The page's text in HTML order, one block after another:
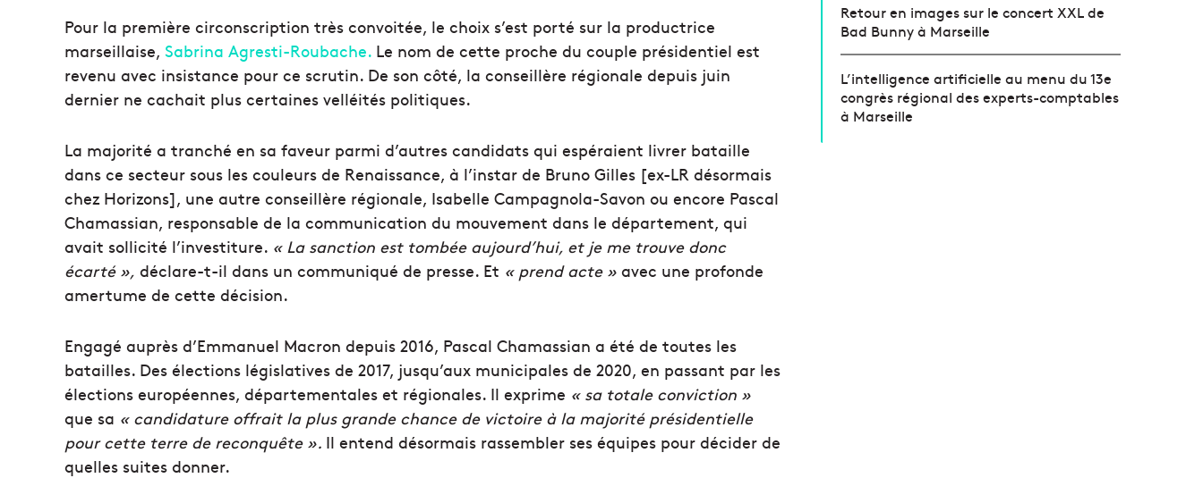
Pour la première circonscription très convoitée, le choix s’est porté sur la productrice
marseillaise, Sabrina Agresti-Roubache. Le nom de cette proche du couple présidentiel est
revenu avec insistance pour ce scrutin. De son côté, la conseillère régionale depuis juin
dernier ne cachait plus certaines velléités politiques.
La majorité a tranché en sa faveur parmi d’autres candidats qui espéraient livrer bataille
dans ce secteur sous les couleurs de Renaissance, à l’instar de Bruno Gilles [ex-LR désormais
chez Horizons], une autre conseillère régionale, Isabelle Campagnola-Savon ou encore Pascal
Chamassian, responsable de la communication du mouvement dans le département, qui
avait sollicité l’investiture. « La sanction est tombée aujourd’hui, et je me trouve donc
écarté », déclare-t-il dans un communiqué de presse. Et « prend acte » avec une profonde
amertume de cette décision.
Engagé auprès d’Emmanuel Macron depuis 2016, Pascal Chamassian a été de toutes les
batailles. Des élections législatives de 2017, jusqu’aux municipales de 2020, en passant par les
élections européennes, départementales et régionales. Il exprime « sa totale conviction »
que sa « candidature offrait la plus grande chance de victoire à la majorité présidentielle
pour cette terre de reconquête ». Il entend désormais rassembler ses équipes pour décider de
quelles suites donner.
Retour en images sur le concert XXL de
Bad Bunny à Marseille
L’intelligence artificielle au menu du 13e
congrès régional des experts-comptables
à Marseille